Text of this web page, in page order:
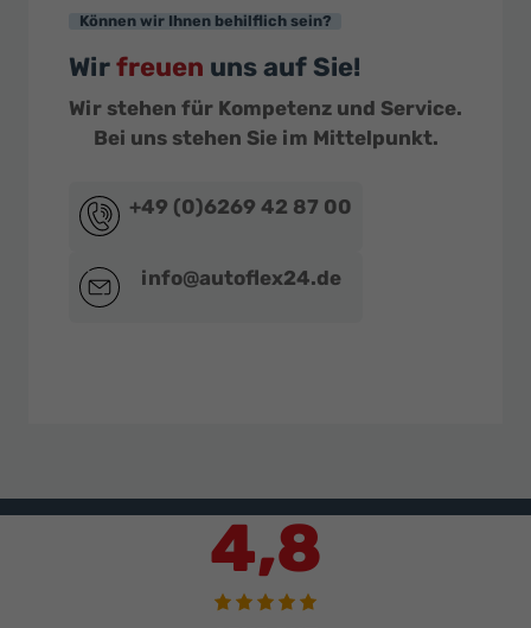
Können wir Ihnen behilflich sein?
Wirfreuen uns auf Sie!
Wir stehen für Kompetenz und Service.
Bei uns stehen Sie im Mittelpunkt.
+49 (0)6269 42 87 00
info@autoflex24.de
4,8